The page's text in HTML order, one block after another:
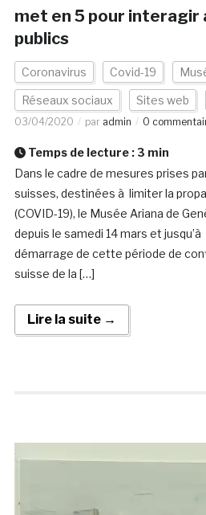
met en 5 pour interagir
publics
Coronavirus Covid-19
Réseaux sociaux Sites web
03/04/2020 par admin 0
Temps de lecture : 3 min
Dans le cadre de mesures prises
suisses, destinées à limiter la
(COVID-19), le Musée Ariana de
depuis le samedi 14 mars et
démarrage de cette période de
suisse de la […]
Lire la suite →